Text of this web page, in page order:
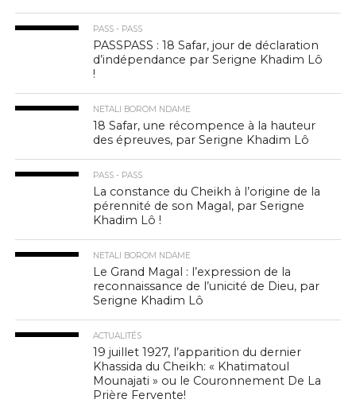
PASS - PASS
PASSPASS : 18 Safar, jour de déclaration
d’indépendance par Serigne Khadim Lô
!
NETALI BOROM NDAME
18 Safar, une récompence à la hauteur
des épreuves, par Serigne Khadim Lô
PASS - PASS
La constance du Cheikh à l’origine de la
pérennité de son Magal, par Serigne
Khadim Lô !
NETALI BOROM NDAME
Le Grand Magal : l’expression de la
reconnaissance de l’unicité de Dieu, par
Serigne Khadim Lô
ACTUALITÉS
19 juillet 1927, l’apparition du dernier
Khassida du Cheikh: « Khatimatoul
Mounajati » ou le Couronnement De La
Prière Fervente!